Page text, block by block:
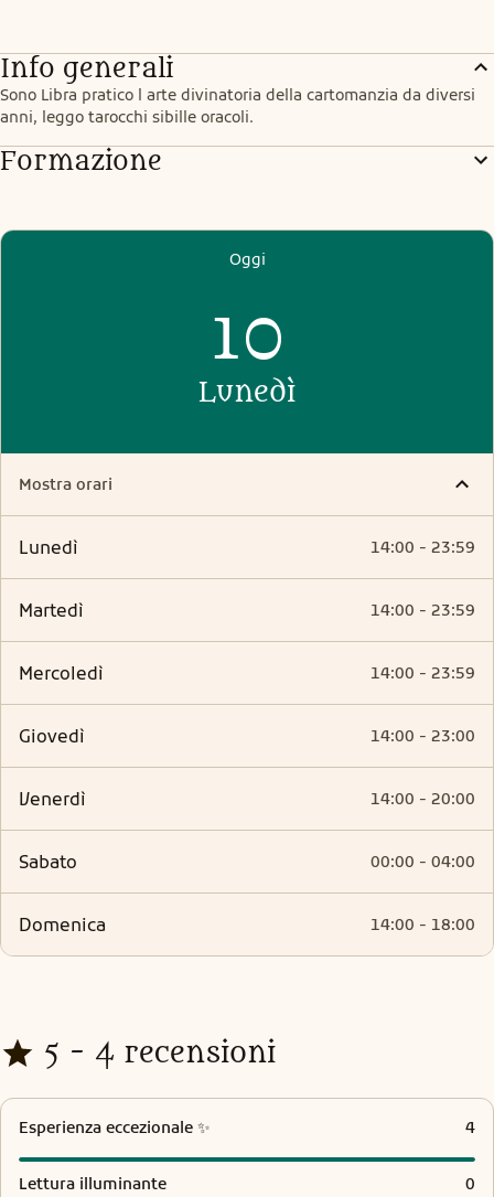
Info generali
Sono Libra pratico l arte divinatoria della cartomanzia da diversi
anni, leggo tarocchi sibille oracoli.
Formazione
Oggi
10
lunedì
Mostra orari
lunedì 14:00 - 23:59
martedì 14:00 - 23:59
mercoledì 14:00 - 23:59
giovedì 14:00 - 23:00
venerdì 14:00 - 20:00
sabato 00:00 - 04:00
domenica 14:00 - 18:00
5 - 4 recensioni
Esperienza eccezionale ✨ 4
Lettura illuminante 0